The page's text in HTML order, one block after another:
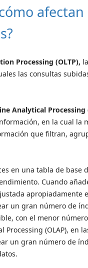
Processing (OLTP),
las consultas
Analytical Processing
en la cual la
que filtran,
en una tabla de base
Cuando
apropiadamente
un gran número de
con el menor
Processing (OLAP), en
un gran número de